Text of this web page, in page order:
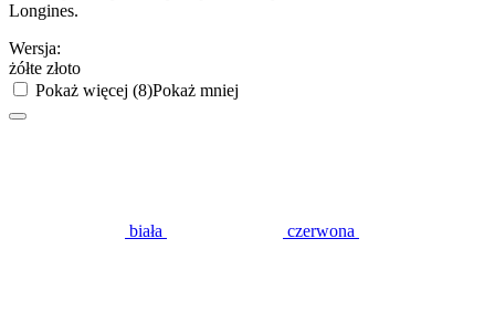
Longines.
Wersja:
żółte złoto
Pokaż więcej (8)Pokaż mniej
biała czerwona